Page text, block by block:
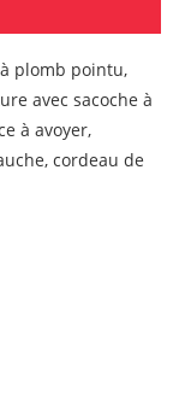
plomb pointu,
avec sacoche à
à avoyer,
cordeau de